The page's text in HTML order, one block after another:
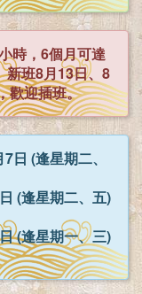
時，6個月可達
新班8月13日、8
歡迎插班。
日 (逢星期二、
(逢星期二、五)
(逢星期一、三)